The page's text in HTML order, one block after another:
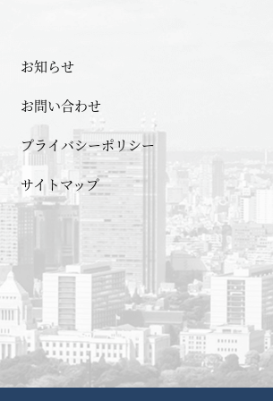
お知らせ
お問い合わせ
プライバシーポリシー
サイトマップ